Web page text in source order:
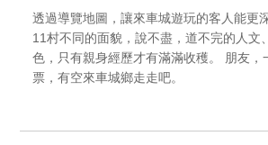
透過導覽地圖，讓來車城遊玩的客人能更
11村不同的面貌，說不盡，道不完的人文
色，只有親身經歷才有滿滿收穫。 朋友，
票，有空來車城鄉走走吧。